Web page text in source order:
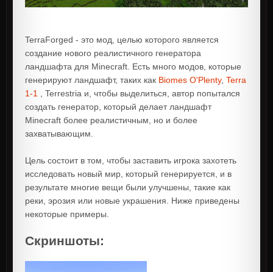
TerraForged - это мод, целью которого является
создание нового реалистичного генератора
ландшафта для Minecraft. Есть много модов, которые
генерируют ландшафт, таких как Biomes O'Plenty, Terra
1-1 , Terrestria и, чтобы выделиться, автор попытался
создать генератор, который делает ландшафт
Minecraft более реалистичным, но и более
захватывающим.
Цель состоит в том, чтобы заставить игрока захотеть
исследовать новый мир, который генерируется, и в
результате многие вещи были улучшены, такие как
реки, эрозия или новые украшения. Ниже приведены
некоторые примеры.
Скриншоты: